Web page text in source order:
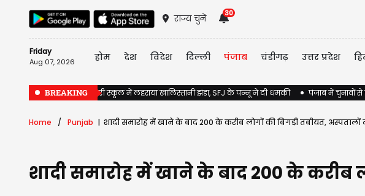
राज्य चुनें
30
Friday
Aug 07, 2026 होम देश विदेश दिल्ली पंजाब चंडीगढ़ उत्तर प्रदेश
BREAKING
Jalandhar के सरकारी स्कूल में लहराया खालिस्तानी झंडा, SFJ के पन्नू ने दी धमकी पंजाब में चुनावों
Home Punjab शादी समारोह में खाने के बाद 200 के करीब लोगों की बिगड़ी तबीयत,
शादी समारोह में खाने के बाद 200 के